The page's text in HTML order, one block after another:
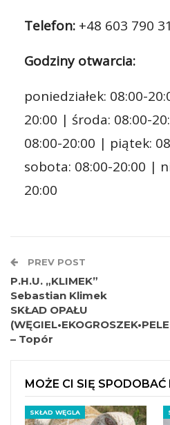
Telefon: +48 603 790
Godziny otwarcia:
poniedziałek: 08:00-
20:00 | środa: 08:00-
08:00-20:00 | piątek:
sobota: 08:00-20:00 |
20:00
PREV POST
P.H.U. „KLIMEK”
Sebastian Klimek
SKŁAD OPAŁU
– Topór
MOŻE CI SIĘ SPODOBAĆ
SKŁAD WĘGLA